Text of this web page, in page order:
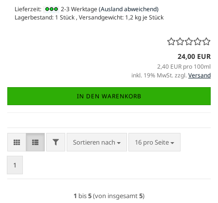
Lieferzeit: 2-3 Werktage(Ausland abweichend)
Lagerbestand: 1 Stück , Versandgewicht: 1,2 kg je Stück
24,00 EUR
2,40 EUR pro 100ml
inkl. 19% MwSt. zzgl.Versand
IN DEN WARENKORB
FILTERSortieren nach
Sortieren nach 16 pro Seite
pro Seite
1
1 bis5(von insgesamt5)